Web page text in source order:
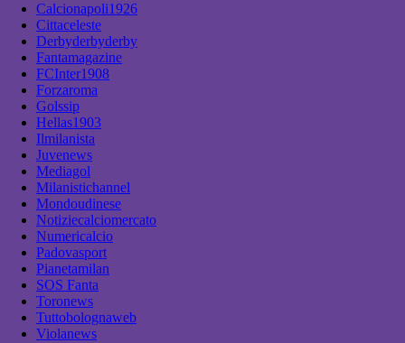
Calcionapoli1926
Cittaceleste
Derbyderbyderby
Fantamagazine
FCInter1908
Forzaroma
Golssip
Hellas1903
Ilmilanista
Juvenews
Mediagol
Milanistichannel
Mondoudinese
Notiziecalciomercato
Numericalcio
Padovasport
Pianetamilan
SOS Fanta
Toronews
Tuttobolognaweb
Violanews